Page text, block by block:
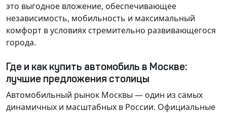
это выгодное вложение, обеспечивающее
независимость, мобильность и максимальный
комфорт в условиях стремительно развивающегося
города.
Где и как купить автомобиль в Москве:
лучшие предложения столицы
Автомобильный рынок Москвы — один из самых
динамичных и масштабных в России. Официальные